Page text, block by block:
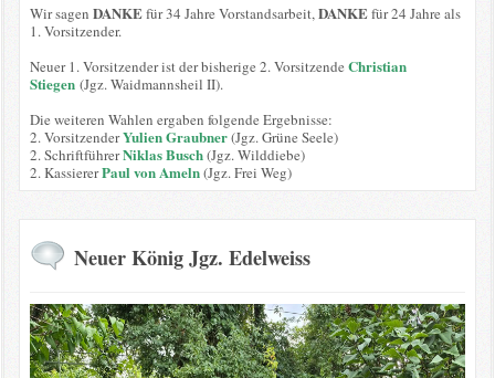
Wir sagen DANKEfür 34 Jahre Vorstandsarbeit,DANKEfür 24 Jahre als
1. Vorsitzender.
Neuer 1. Vorsitzender ist der bisherige 2. Vorsitzende Christian
Stiegen (Jgz. Waidmannsheil II).
Die weiteren Wahlen ergaben folgende Ergebnisse:
2. VorsitzenderYulien Graubner(Jgz. Grüne Seele)
2. SchriftführerNiklas Busch(Jgz. Wilddiebe)
2. KassiererPaul von Ameln(Jgz. Frei Weg)
Neuer König Jgz. Edelweiss